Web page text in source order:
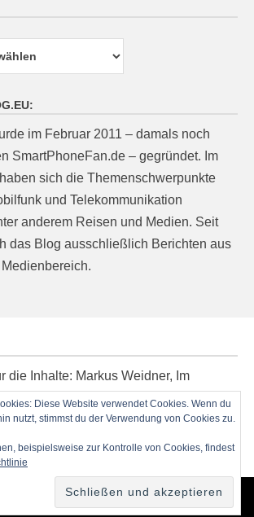
im Februar 2011 – damals noch
SmartPhoneFan.de – gegründet. Im
sich die Themenschwerpunkte
und Telekommunikation
anderem Reisen und Medien. Seit
das Blog ausschließlich Berichten aus
die Inhalte: Markus Weidner, Im
63599 Biebergemünd, E-Mail:
Thomas Michel
Catch Themes
Diese Website verwendet Cookies. Wenn du
nutzt, stimmst du der Verwendung von Cookies zu.
beispielsweise zur Kontrolle von Cookies, findest